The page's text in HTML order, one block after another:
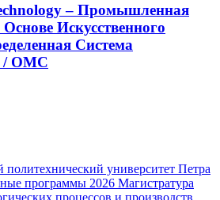
– Промышленная
Искусственного
Cистема
/ OMC